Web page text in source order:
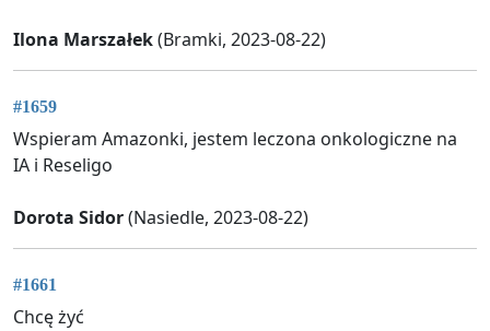
Ilona Marszałek(Bramki, 2023-08-22)
#1659
Wspieram Amazonki, jestem leczona onkologiczne na
IA i Reseligo
Dorota Sidor(Nasiedle, 2023-08-22)
#1661
Chcę żyć